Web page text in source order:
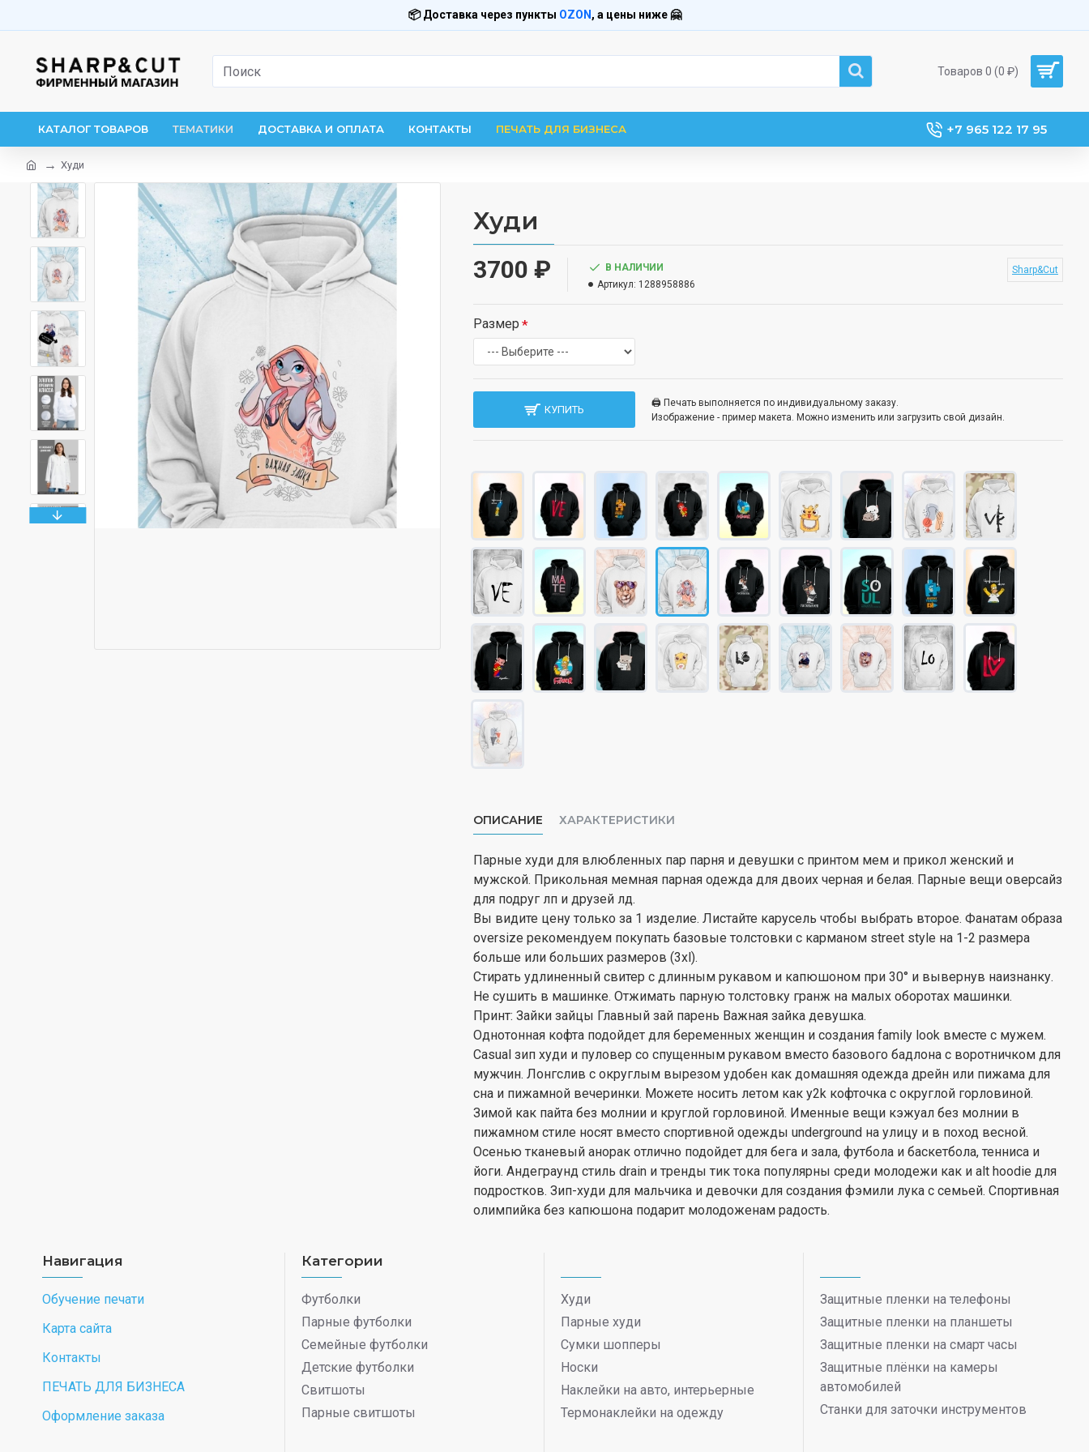
📦 Доставка через пункты OZON , а цены ниже 🤗
Товаров 0 (0 ₽)
КАТАЛОГ ТОВАРОВ ТЕМАТИКИ ДОСТАВКА И ОПЛАТА КОНТАКТЫ ПЕЧАТЬ ДЛЯ БИЗНЕСА +7 965 122 17 95
Худи
Худи
3700 ₽
В НАЛИЧИИ
Артикул: 1288958886
Sharp&Cut
Размер
КУПИТЬ
🖨️ Печать выполняется по индивидуальному заказу.
Изображение - пример макета. Можно изменить или загрузить свой дизайн.
ОПИСАНИЕ ХАРАКТЕРИСТИКИ
Парные худи для влюбленных пар парня и девушки с принтом мем и прикол женский и
мужской. Прикольная мемная парная одежда для двоих черная и белая. Парные вещи оверсайз
для подруг лп и друзей лд.
Вы видите цену только за 1 изделие. Листайте карусель чтобы выбрать второе. Фанатам образа
oversize рекомендуем покупать базовые толстовки с карманом street style на 1-2 размера
больше или больших размеров (3xl).
Стирать удлиненный свитер с длинным рукавом и капюшоном при 30° и вывернув наизнанку.
Не сушить в машинке. Отжимать парную толстовку гранж на малых оборотах машинки.
Принт: Зайки зайцы Главный зай парень Важная зайка девушка.
Однотонная кофта подойдет для беременных женщин и создания family look вместе с мужем.
Casual зип худи и пуловер со спущенным рукавом вместо базового бадлона с воротничком для
мужчин. Лонгслив с округлым вырезом удобен как домашняя одежда дрейн или пижама для
сна и пижамной вечеринки. Можете носить летом как y2k кофточка с округлой горловиной.
Зимой как пайта без молнии и круглой горловиной. Именные вещи кэжуал без молнии в
пижамном стиле носят вместо спортивной одежды underground на улицу и в поход весной.
Осенью тканевый анорак отлично подойдет для бега и зала, футбола и баскетбола, тенниса и
йоги. Андеграунд стиль drain и тренды тик тока популярны среди молодежи как и alt hoodie для
подростков. Зип-худи для мальчика и девочки для создания фэмили лука с семьей. Спортивная
олимпийка без капюшона подарит молодоженам радость.
Навигация
Обучение печати
Карта сайта
Контакты
ПЕЧАТЬ ДЛЯ БИЗНЕСА
Оформление заказа
Категории
Футболки
Парные футболки
Семейные футболки
Детские футболки
Свитшоты
Парные свитшоты
Худи
Парные худи
Сумки шопперы
Носки
Наклейки на авто, интерьерные
Термонаклейки на одежду
Защитные пленки на телефоны
Защитные пленки на планшеты
Защитные пленки на смарт часы
Защитные плёнки на камеры
автомобилей
Станки для заточки инструментов